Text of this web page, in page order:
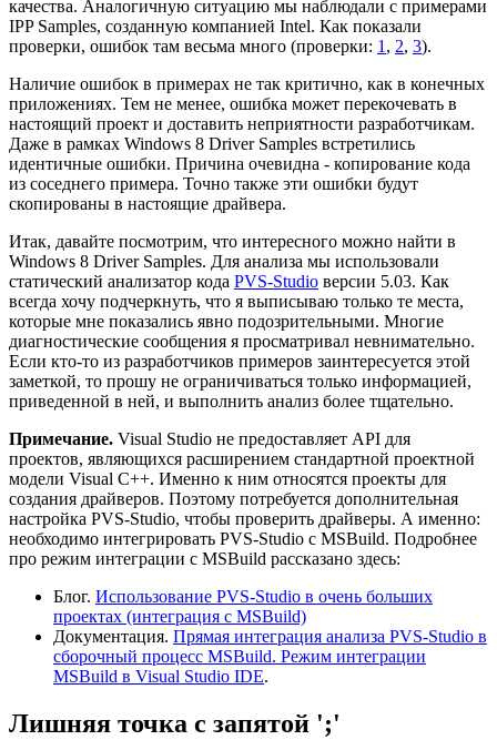
качества. Аналогичную ситуацию мы наблюдали с примерами
IPP Samples, созданную компанией Intel. Как показали
проверки, ошибок там весьма много (проверки: 1, 2, 3).
Наличие ошибок в примерах не так критично, как в конечных
приложениях. Тем не менее, ошибка может перекочевать в
настоящий проект и доставить неприятности разработчикам.
Даже в рамках Windows 8 Driver Samples встретились
идентичные ошибки. Причина очевидна - копирование кода
из соседнего примера. Точно также эти ошибки будут
скопированы в настоящие драйвера.
Итак, давайте посмотрим, что интересного можно найти в
Windows 8 Driver Samples. Для анализа мы использовали
статический анализатор кода PVS-Studio версии 5.03. Как
всегда хочу подчеркнуть, что я выписываю только те места,
которые мне показались явно подозрительными. Многие
диагностические сообщения я просматривал невнимательно.
Если кто-то из разработчиков примеров заинтересуется этой
заметкой, то прошу не ограничиваться только информацией,
приведенной в ней, и выполнить анализ более тщательно.
Примечание. Visual Studio не предоставляет API для
проектов, являющихся расширением стандартной проектной
модели Visual C++. Именно к ним относятся проекты для
создания драйверов. Поэтому потребуется дополнительная
настройка PVS-Studio, чтобы проверить драйверы. А именно:
необходимо интегрировать PVS-Studio с MSBuild. Подробнее
про режим интеграции с MSBuild рассказано здесь:
Блог. Использование PVS-Studio в очень больших
проектах (интеграция с MSBuild)
Документация. Прямая интеграция анализа PVS-Studio в
сборочный процесс MSBuild. Режим интеграции
MSBuild в Visual Studio IDE.
Лишняя точка с запятой ';'